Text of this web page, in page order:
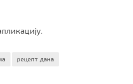
рецепт дана